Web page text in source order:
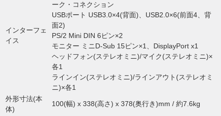
インターフェ
イス
ーク・コネクション
USBポート USB3.0×4(背面)、USB2.0×6(前面4、背
面2)
PS/2 Mini DIN 6ピン×2
モニター ミニD-Sub 15ピン×1、DisplayPort x1
ヘッドフォン(ステレオミニ)/マイク(ステレオミニ)×
各1
ラインイン(ステレオミニ)/ラインアウト(ステレオミ
ニ)×各1
外形寸法(本
体)
100(幅) x 338(高さ) x 378(奥行き)mm / 約7.6kg